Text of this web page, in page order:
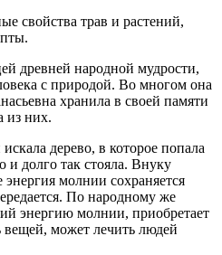
свойства трав и растений,
древней народной мудрости,
с природой. Во многом она
хранила в своей памяти
из них.
дерево, в которое попала
и долго так стояла. Внуку
энергия молнии сохраняется
По народному же
энергию молнии, приобретает
вещей, может лечить людей